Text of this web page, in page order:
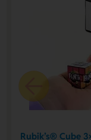
Rubik’s® Cube